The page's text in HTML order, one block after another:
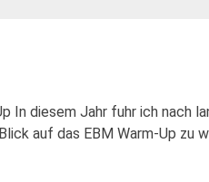
In diesem Jahr fuhr ich nach
auf das EBM Warm-Up zu